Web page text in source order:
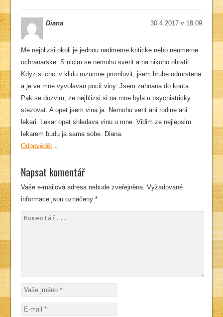
Diana 30.4.2017 v 18:09
Me nejblizsi okoli je jednou nadmerne kriticke nebo neumerne
ochranarske. S nicim se nemohu sverit a na nikoho obratit.
Kdyz si chci v klidu rozumne promluvit, jsem hrube odmrstena
a je ve mne vyvolavan pocit viny. Jsem zahnana do kouta.
Pak se dozvim, ze nejblizsi si na mne byla u psychiatricky
stezovat. A opet jsem vina ja. Nemohu verit ani rodine ani
lekari. Lekar opet shledava vinu u mne. Vidim.ze nejlepsim
lekarem budu ja sama sobe. Diana.
Odpovědět ↓
Napsat komentář
Vaše e-mailová adresa nebude zveřejněna. Vyžadované
informace jsou označeny*